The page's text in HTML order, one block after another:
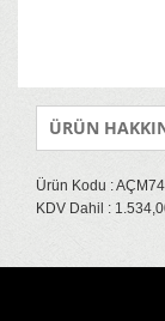
ÜRÜN
Ürün Kodu :
KDV Dahil :